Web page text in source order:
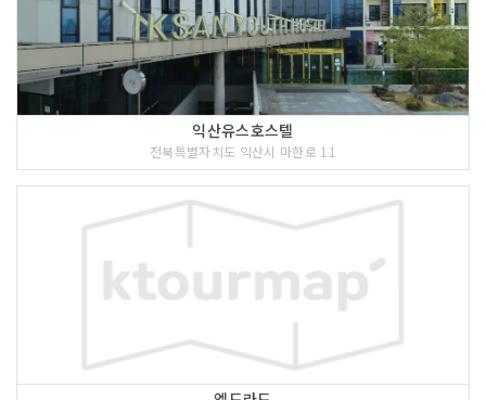
익산유스호스텔
전북특별자치도 익산시 마한로 11